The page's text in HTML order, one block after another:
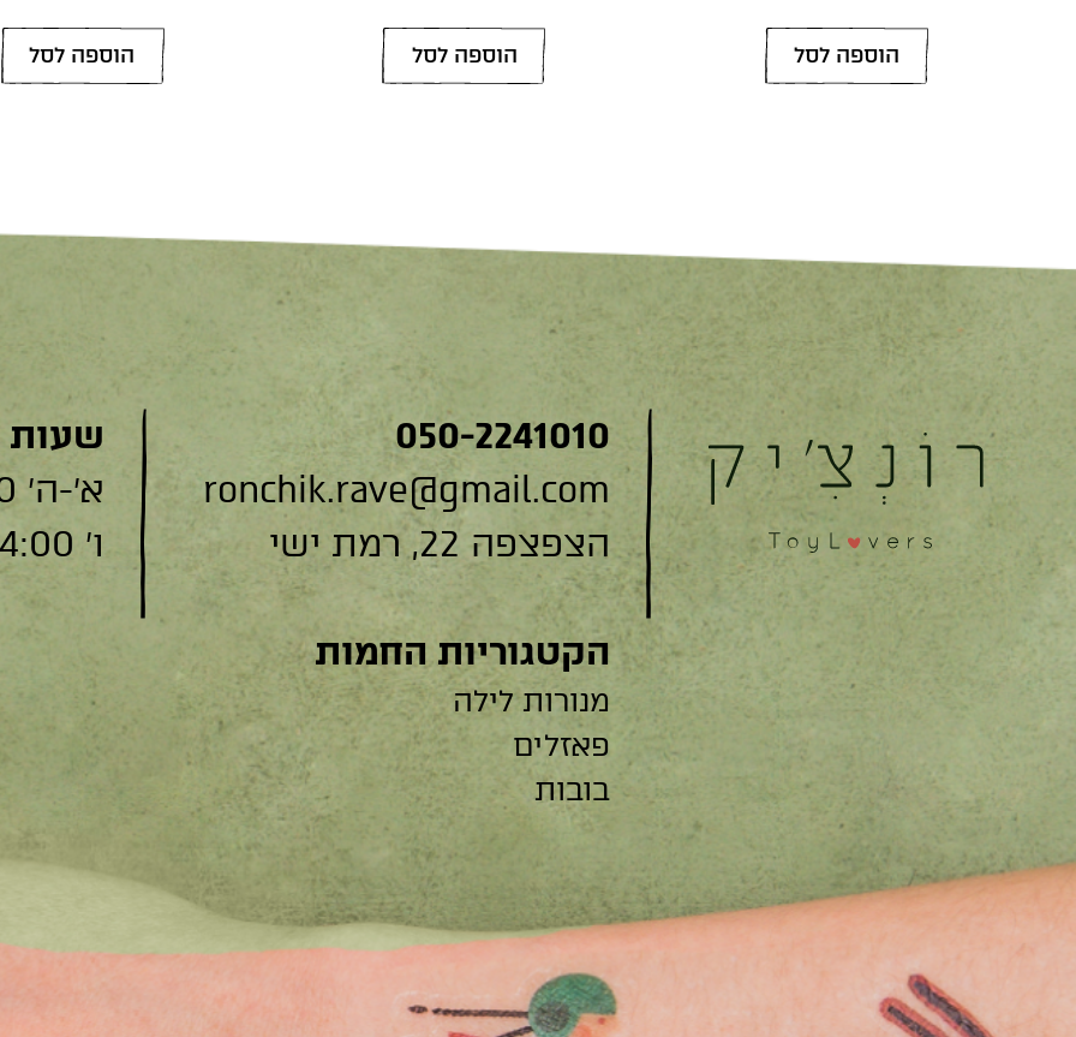
הוספה לסל הוספה לסל הוספה לסל
050-2241010
ronchik.rave@gmail.com
הצפצפה 22, רמת ישי
הקטגוריות החמות
מנורות לילה
פאזלים
בובות
שעות
א׳-ה׳ 9:00-19:00
ו׳ 9:00-14:00